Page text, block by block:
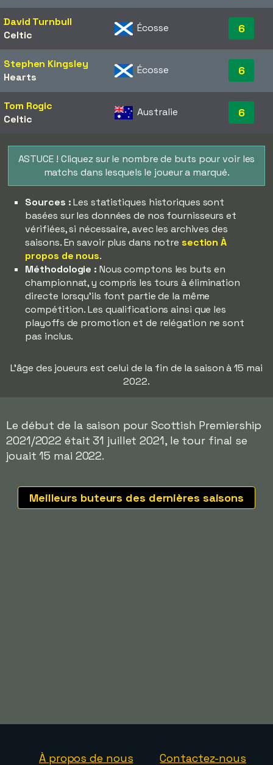
David Turnbull
Celtic
Écosse 6
Stephen Kingsley
Hearts
Écosse 6
Tom Rogic
Celtic
Australie 6
ASTUCE ! Cliquez sur le nombre de buts pour voir les
matchs dans lesquels le joueur a marqué.
Sources :Les statistiques historiques sont
basées sur les données de nos fournisseurs et
vérifiées, si nécessaire, avec les archives des
saisons. En savoir plus dans notre section À
propos de nous.
Méthodologie : Nous comptons les buts en
championnat, y compris les tours à élimination
directe lorsqu'ils font partie de la même
compétition. Les qualifications ainsi que les
playoffs de promotion et de relégation ne sont
pas inclus.
L'âge des joueurs est celui de la fin de la saison à 15 mai
2022.
Le début de la saison pour Scottish Premiership
2021/2022 était 31 juillet 2021, le tour final se
jouait 15 mai 2022.
Meilleurs buteurs des dernières saisons
À propos de nous Contactez-nous